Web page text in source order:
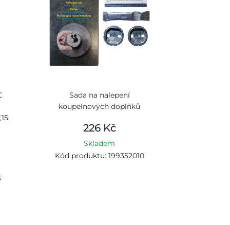
Sada na nalepení
koupelnových doplňků
226 Kč
Skladem
Kód produktu: 199352010